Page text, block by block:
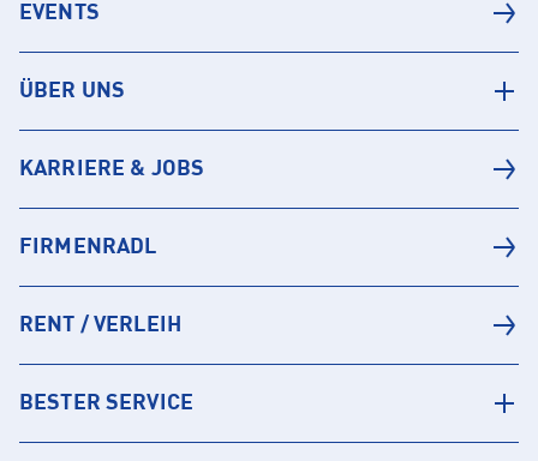
EVENTS
ÜBER UNS
KARRIERE & JOBS
FIRMENRADL
RENT / VERLEIH
BESTER SERVICE